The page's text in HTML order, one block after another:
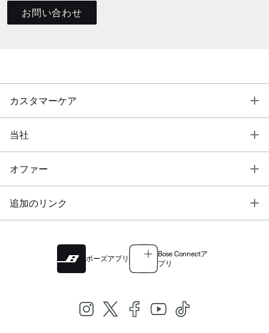
お問い合わせ
カスタマーケア
当社
オファー
追加のリンク
ボーズアプリ
Bose Connectア
プリ